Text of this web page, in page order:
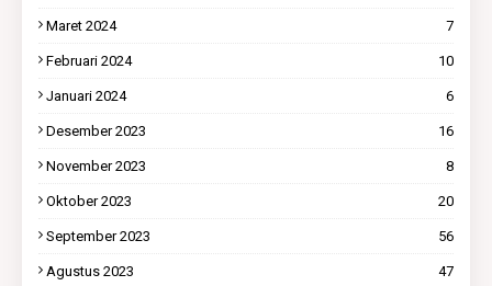
Maret 2024 7
Februari 2024 10
Januari 2024 6
Desember 2023 16
November 2023 8
Oktober 2023 20
September 2023 56
Agustus 2023 47